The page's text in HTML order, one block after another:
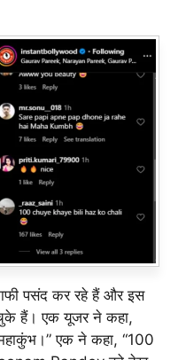
पसंद कर रहे हैं और इस
हैं। एक यूजर ने कहा,
महाकुंभ।” एक ने कहा, “100